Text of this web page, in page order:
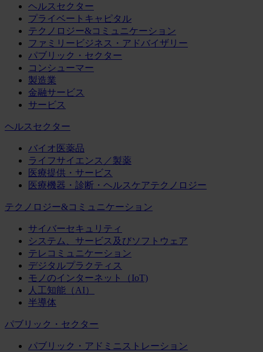
ヘルスセクター
プライベートキャピタル
テクノロジー&コミュニケーション
ファミリービジネス・アドバイザリー
パブリック・セクター
コンシューマー
製造業
金融サービス
サービス
ヘルスセクター
バイオ医薬品
ライフサイエンス／製薬
医療提供・サービス
医療機器・診断・ヘルスケアテクノロジー
テクノロジー&コミュニケーション
サイバーセキュリティ
システム、サービス及びソフトウェア
テレコミュニケーション
デジタルプラクティス
モノのインターネット（IoT)
人工知能（AI）
半導体
パブリック・セクター
パブリック・アドミニストレーション